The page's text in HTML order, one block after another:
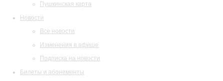
Пушкинская карта
Новости
Все новости
Изменения в афише
Подписка на новости
Билеты и абонементы